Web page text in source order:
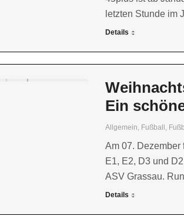
letzten Stunde im
Details
Ein
Allgemein, Fußball ,
Am 07. Dezember
E1, E2, D3 und
ASV Grassau.
Details